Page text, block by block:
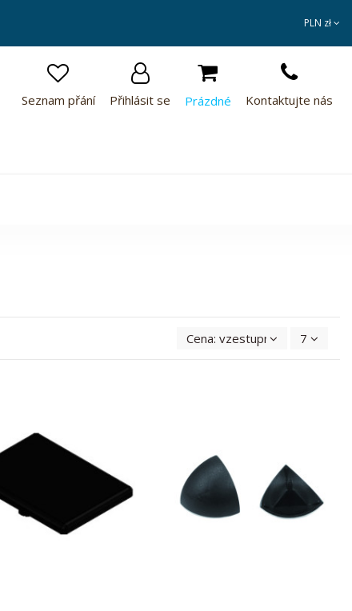
PLN zł
Seznam přání Přihlásit se Prázdné Kontaktujte nás
Cena: vzestupně 7